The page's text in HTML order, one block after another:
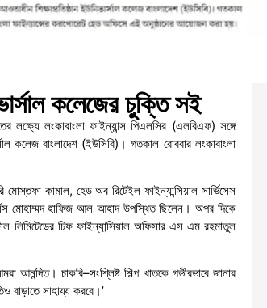
কলেজের চুক্তি সই
লক্ষ্যে লংকাবাংলা ফাইন্যান্স পিএলসির (এলবিএফ) সঙ্গে
কলেজ বাংলাদেশ (ইউসিবি)। গতকাল রোববার লংকাবাংলা
কামাল, হেড অব রিটেইল ফাইন্যান্সিয়াল সার্ভিসেস
মোহাম্মদ হাফিজ আল আহাদ উপস্থিত ছিলেন। অপর দিকে
লিমিটেডের চিফ ফাইন্যান্সিয়াল অফিসার এস এম রহমাতুল
আনন্দিত। চাকরি–সংশ্লিষ্ট শিল্প খাতকে গভীরভাবে জানার
বাড়াতে সাহায্য করবে।’